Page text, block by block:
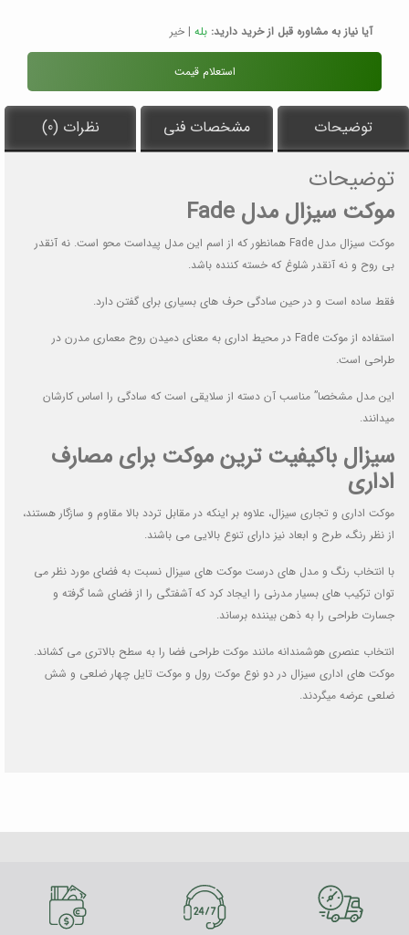
آیا نیاز به مشاوره قبل از خرید دارید: بله | خیر
استعلام قیمت
توضیحات مشخصات فنی نظرات (0)
توضیحات
موکت سیزال مدل Fade
موکت سیزال مدل Fade همانطور که از اسم این مدل پیداست محو است. نه آنقدر
بی روح و نه آنقدر شلوغ که خسته کننده باشد.
فقط ساده است و در حین سادگی حرف های بسیاری برای گفتن دارد.
استفاده از موکت Fade در محیط اداری به معنای دمیدن روح معماری مدرن در
طراحی است.
این مدل مشخصا” مناسب آن دسته از سلایقی است که سادگی را اساس کارشان
میدانند.
سیزال باکیفیت ترین موکت برای مصارف
اداری
موکت اداری و تجاری سیزال، علاوه بر اینکه در مقابل تردد بالا مقاوم و سازگار هستند،
از نظر رنگ، طرح و ابعاد نیز دارای تنوع بالایی می باشند.
با انتخاب رنگ و مدل های درست موکت های سیزال نسبت به فضای مورد نظر می
توان ترکیب های بسیار مدرنی را ایجاد کرد که آشفتگی را از فضای شما گرفته و
جسارت طراحی را به ذهن بیننده برساند.
انتخاب عنصری هوشمندانه مانند موکت طراحی فضا را به سطح بالاتری می کشاند.
موکت های اداری سیزال در دو نوع موکت رول و موکت تایل چهار ضلعی و شش
ضلعی عرضه میگردند.